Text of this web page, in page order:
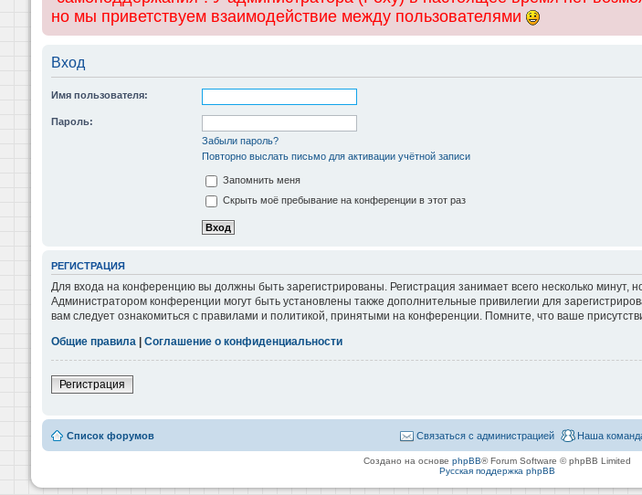
но мы приветствуем взаимодействие между пользователями
Вход
Имя пользователя:
Пароль:
Забыли пароль?
Повторно выслать письмо для активации учётной записи
Запомнить меня
Скрыть моё пребывание на конференции в этот раз
РЕГИСТРАЦИЯ
Для входа на конференцию вы должны быть зарегистрированы. Регистрация занимает всего несколько минут,
Администратором конференции могут быть установлены также дополнительные привилегии для
вам следует ознакомиться с правилами и политикой, принятыми на конференции. Помните, что ваше
Общие правила
Соглашение о конфиденциальности
Регистрация
Список форумов Наша
Связаться с администрацией
Создано на основе phpBB® Forum Software © phpBB Limited
Русская поддержка phpBB